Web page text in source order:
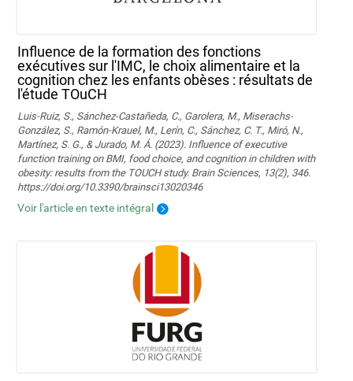
Influence de la formation des fonctions
exécutives sur l'IMC, le choix alimentaire et la
cognition chez les enfants obèses : résultats de
l'étude TOuCH
Luis-Ruiz, S., Sánchez-Castañeda, C., Garolera, M., Miserachs-
González, S., Ramón-Krauel, M., Lerín, C., Sánchez, C. T., Miró, N.,
Martí­nez, S. G., & Jurado, M. Á. (2023). Influence of executive
function training on BMI, food choice, and cognition in children with
obesity: results from the TOUCH study. Brain Sciences, 13(2), 346.
https://doi.org/10.3390/brainsci13020346
Voir l'article en texte intégral